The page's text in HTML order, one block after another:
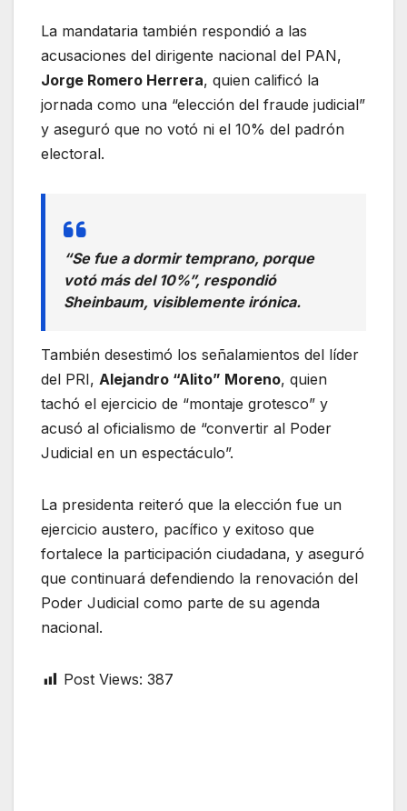
La mandataria también respondió a las
acusaciones del dirigente nacional del PAN,
Jorge Romero Herrera, quien calificó la
jornada como una “elección del fraude judicial”
y aseguró que no votó ni el 10% del padrón
electoral.
“Se fue a dormir temprano, porque
votó más del 10%”, respondió
Sheinbaum, visiblemente irónica.
También desestimó los señalamientos del líder
del PRI, Alejandro “Alito” Moreno, quien
tachó el ejercicio de “montaje grotesco” y
acusó al oficialismo de “convertir al Poder
Judicial en un espectáculo”.
La presidenta reiteró que la elección fue un
ejercicio austero, pacífico y exitoso que
fortalece la participación ciudadana, y aseguró
que continuará defendiendo la renovación del
Poder Judicial como parte de su agenda
nacional.
Post Views: 387